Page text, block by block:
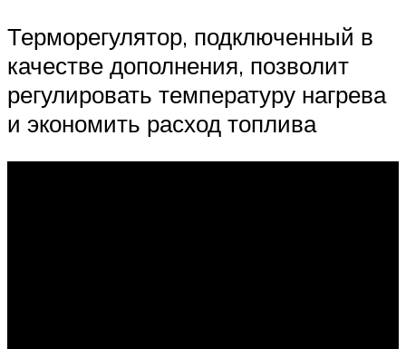
Терморегулятор, подключенный в
качестве дополнения, позволит
регулировать температуру нагрева
и экономить расход топлива